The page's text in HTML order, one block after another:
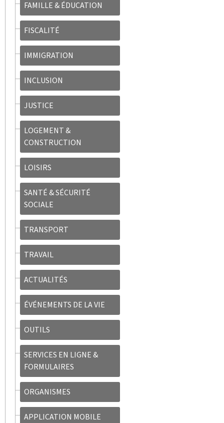
FAMILLE & ÉDUCATION
FISCALITÉ
IMMIGRATION
INCLUSION
JUSTICE
LOGEMENT &
CONSTRUCTION
LOISIRS
SANTÉ & SÉCURITÉ
SOCIALE
TRANSPORT
TRAVAIL
ACTUALITÉS
ÉVÉNEMENTS DE LA VIE
OUTILS
SERVICES EN LIGNE &
FORMULAIRES
ORGANISMES
APPLICATION MOBILE